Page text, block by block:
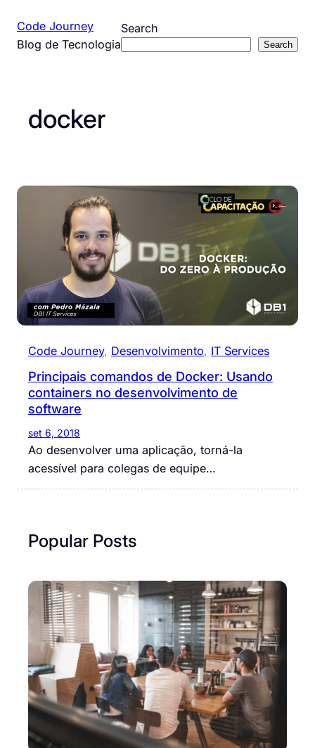
para
Code Journey
Blog de Tecnologia
Search
Search
docker
Code Journey, Desenvolvimento, IT Services
Principais comandos de Docker: Usando
containers no desenvolvimento de
software
set 6, 2018
Ao desenvolver uma aplicação, torná-la
acessível para colegas de equipe…
Popular Posts